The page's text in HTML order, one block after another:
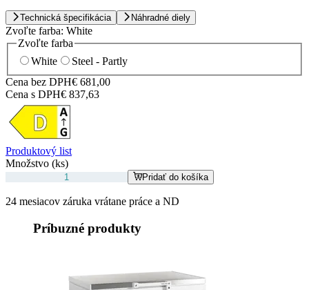
Technická špecifikácia Náhradné diely
Zvoľte farba: White
Zvoľte farba
White
Steel - Partly
Cena bez DPH€ 681,00
Cena s DPH€ 837,63
Produktový list
Množstvo (ks)
Pridať do košíka
24 mesiacov záruka vrátane práce a ND
Príbuzné produkty